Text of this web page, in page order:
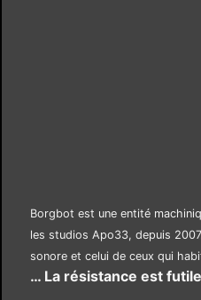
Borgbot est une entité
les studios Apo33, depuis
sonore et celui de ceux qui
… La résistance est